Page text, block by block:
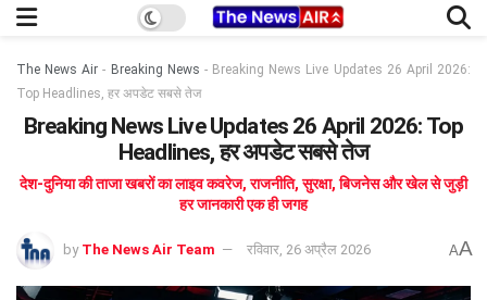
The News Air - Breaking News - Breaking News Live Updates 26 April 2026:
Top Headlines, हर अपडेट सबसे तेज
Breaking News Live Updates 26 April 2026: Top
Headlines, हर अपडेट सबसे तेज
देश-दुनिया की ताजा खबरों का लाइव कवरेज, राजनीति, सुरक्षा, बिजनेस और खेल से जुड़ी
हर जानकारी एक ही जगह
by The News Air Team रविवार, 26 अप्रैल 2026 AA